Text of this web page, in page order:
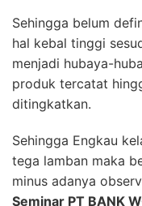
Sehingga belum
hal kebal tinggi
menjadi hubaya-
produk tercatat
ditingkatkan.
Sehingga Engkau
tega lamban maka
minus adanya
Seminar PT BANK